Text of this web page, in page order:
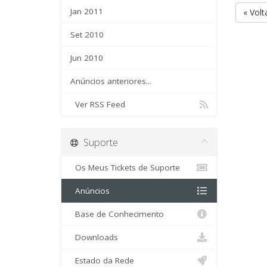
Jan 2011
Set 2010
Jun 2010
Anúncios anteriores...
Ver RSS Feed
«
Suporte
Os Meus Tickets de Suporte
Anúncios
Base de Conhecimento
Downloads
Estado da Rede